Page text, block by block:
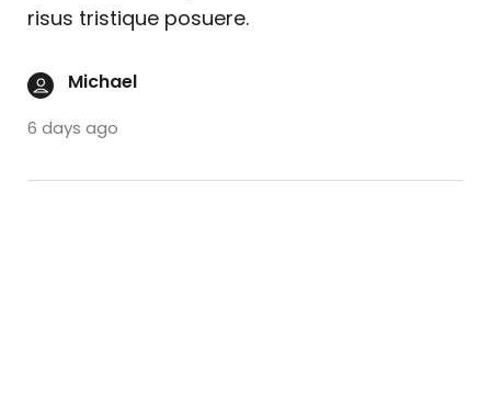
risus tristique posuere.
Michael
6 days ago